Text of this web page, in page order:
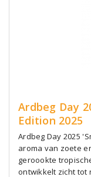
Ardbeg Day
Edition 2025
Ardbeg Day 2025
aroma van zoete
geroookte
ontwikkelt zicht tot